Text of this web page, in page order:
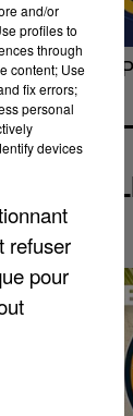
GAGNER
and/or
profiles to
through
content; Use
fix errors;
personal
devices
refuser
pour